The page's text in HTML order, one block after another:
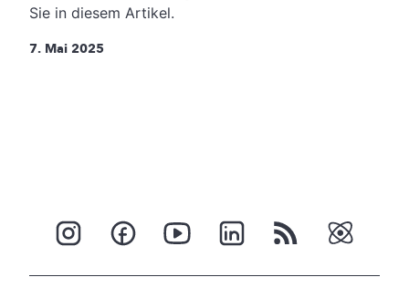
Sie in diesem Artikel.
7. Mai 2025